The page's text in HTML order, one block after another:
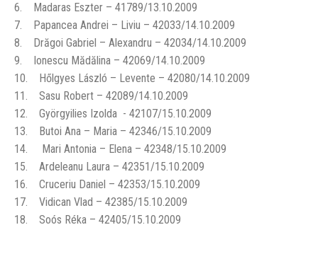
6. Madaras Eszter – 41789/13.10.2009
7. Papancea Andrei – Liviu – 42033/14.10.2009
8. Drăgoi Gabriel – Alexandru – 42034/14.10.2009
9. Ionescu Mădălina – 42069/14.10.2009
10. Hőlgyes László – Levente – 42080/14.10.2009
11. Sasu Robert – 42089/14.10.2009
12. Györgyilies Izolda - 42107/15.10.2009
13. Butoi Ana – Maria – 42346/15.10.2009
14. Mari Antonia – Elena – 42348/15.10.2009
15. Ardeleanu Laura – 42351/15.10.2009
16. Cruceriu Daniel – 42353/15.10.2009
17. Vidican Vlad – 42385/15.10.2009
18. Soós Réka – 42405/15.10.2009